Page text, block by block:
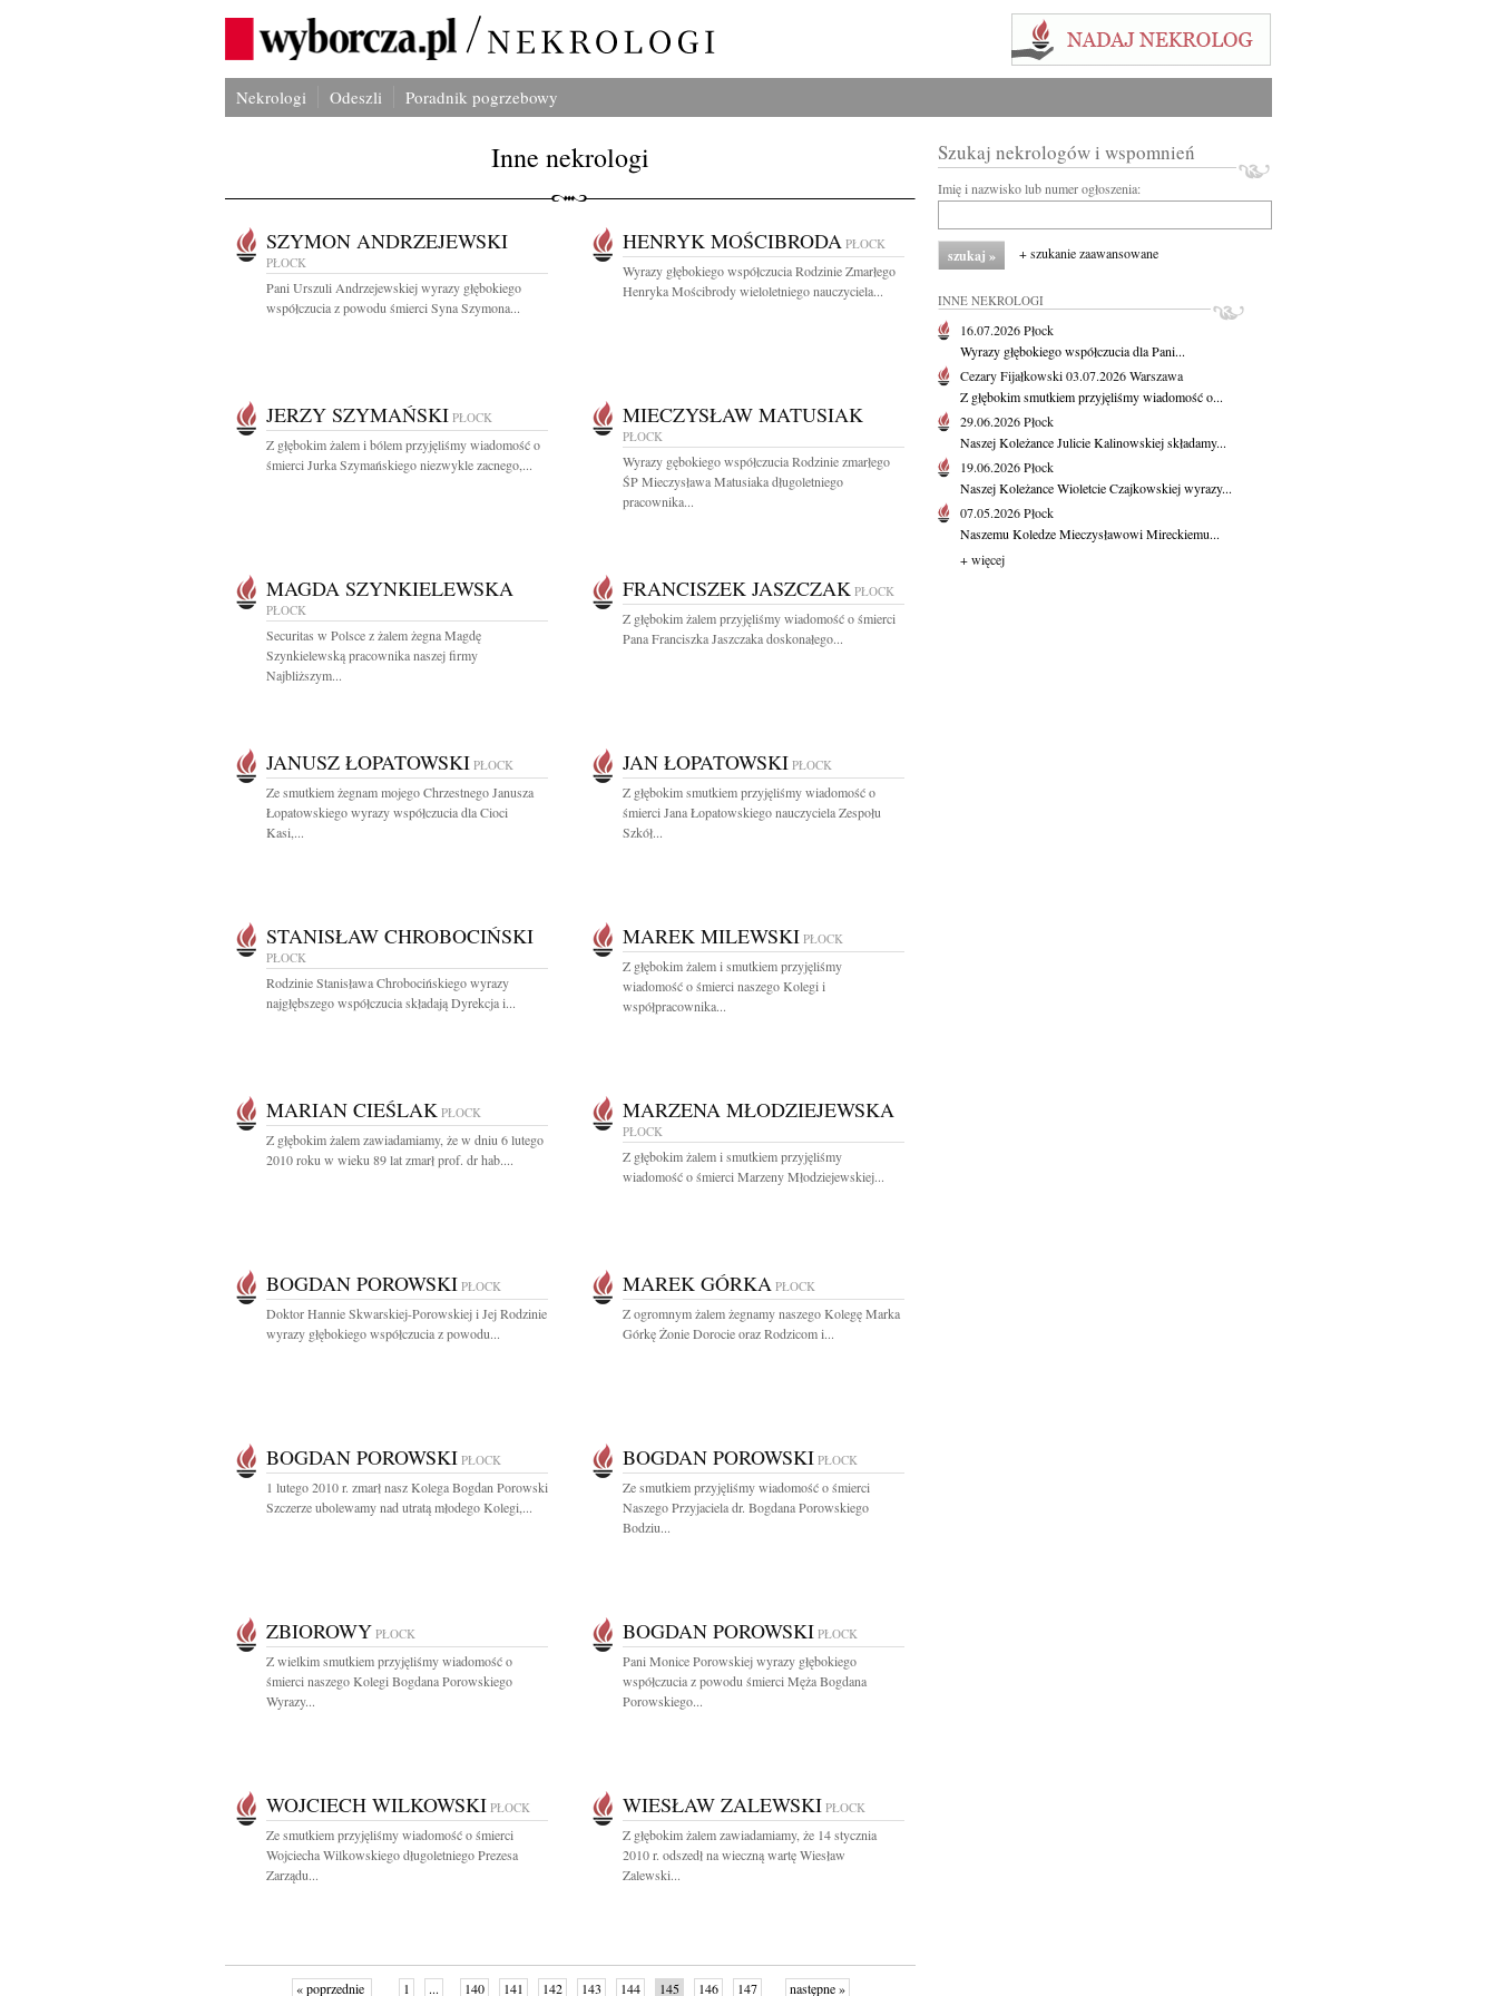
Nekrologi Odeszli Poradnik pogrzebowy
Inne nekrologi
SZYMON ANDRZEJEWSKI
PŁOCK
Pani Urszuli Andrzejewskiej wyrazy głębokiego
współczucia z powodu śmierci Syna Szymona...
HENRYK MOŚCIBRODA PŁOCK
Wyrazy głębokiego współczucia Rodzinie Zmarłego
Henryka Mościbrody wieloletniego nauczyciela...
JERZY SZYMAŃSKI PŁOCK
Z głębokim żalem i bólem przyjęliśmy wiadomość o
śmierci Jurka Szymańskiego niezwykle zacnego,...
MIECZYSŁAW MATUSIAK
PŁOCK
Wyrazy gębokiego współczucia Rodzinie zmarłego
ŚP Mieczysława Matusiaka długoletniego
pracownika...
MAGDA SZYNKIELEWSKA
PŁOCK
Securitas w Polsce z żalem żegna Magdę
Szynkielewską pracownika naszej firmy
Najbliższym...
FRANCISZEK JASZCZAK PŁOCK
Z głębokim żalem przyjęliśmy wiadomość o śmierci
Pana Franciszka Jaszczaka doskonałego...
JANUSZ ŁOPATOWSKI PŁOCK
Ze smutkiem żegnam mojego Chrzestnego Janusza
Łopatowskiego wyrazy współczucia dla Cioci
Kasi,...
JAN ŁOPATOWSKI PŁOCK
Z głębokim smutkiem przyjęliśmy wiadomość o
śmierci Jana Łopatowskiego nauczyciela Zespołu
Szkół...
STANISŁAW CHROBOCIŃSKI
PŁOCK
Rodzinie Stanisława Chrobocińskiego wyrazy
najgłębszego współczucia składają Dyrekcja i...
MAREK MILEWSKI PŁOCK
Z głębokim żalem i smutkiem przyjęliśmy
wiadomość o śmierci naszego Kolegi i
współpracownika...
MARIAN CIEŚLAK PŁOCK
Z głębokim żalem zawiadamiamy, że w dniu 6 lutego
2010 roku w wieku 89 lat zmarł prof. dr hab....
MARZENA MŁODZIEJEWSKA
PŁOCK
Z głębokim żalem i smutkiem przyjęliśmy
wiadomość o śmierci Marzeny Młodziejewskiej...
BOGDAN POROWSKI PŁOCK
Doktor Hannie Skwarskiej-Porowskiej i Jej Rodzinie
wyrazy głębokiego współczucia z powodu...
MAREK GÓRKA PŁOCK
Z ogromnym żalem żegnamy naszego Kolegę Marka
Górkę Żonie Dorocie oraz Rodzicom i...
BOGDAN POROWSKI PŁOCK
1 lutego 2010 r. zmarł nasz Kolega Bogdan Porowski
Szczerze ubolewamy nad utratą młodego Kolegi,...
BOGDAN POROWSKI PŁOCK
Ze smutkiem przyjęliśmy wiadomość o śmierci
Naszego Przyjaciela dr. Bogdana Porowskiego
Bodziu...
ZBIOROWY PŁOCK
Z wielkim smutkiem przyjęliśmy wiadomość o
śmierci naszego Kolegi Bogdana Porowskiego
Wyrazy...
BOGDAN POROWSKI PŁOCK
Pani Monice Porowskiej wyrazy głębokiego
współczucia z powodu śmierci Męża Bogdana
Porowskiego...
WOJCIECH WILKOWSKI PŁOCK
Ze smutkiem przyjęliśmy wiadomość o śmierci
Wojciecha Wilkowskiego długoletniego Prezesa
Zarządu...
WIESŁAW ZALEWSKI PŁOCK
Z głębokim żalem zawiadamiamy, że 14 stycznia
2010 r. odszedł na wieczną wartę Wiesław
Zalewski...
« poprzednie 1 ... 140 141 142 143 144 145 146 147 następne »
Szukaj nekrologów i wspomnień
Imię i nazwisko lub numer ogłoszenia:
+ szukanie zaawansowane
INNE NEKROLOGI
16.07.2026Płock
Wyrazy głębokiego współczucia dla Pani...
Cezary Fijałkowski03.07.2026Warszawa
Z głębokim smutkiem przyjęliśmy wiadomość o...
29.06.2026Płock
Naszej Koleżance Julicie Kalinowskiej składamy...
19.06.2026Płock
Naszej Koleżance Wioletcie Czajkowskiej wyrazy...
07.05.2026Płock
Naszemu Koledze Mieczysławowi Mireckiemu...
+ więcej